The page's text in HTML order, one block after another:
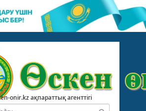
onir.kz ақпараттық агенттігі